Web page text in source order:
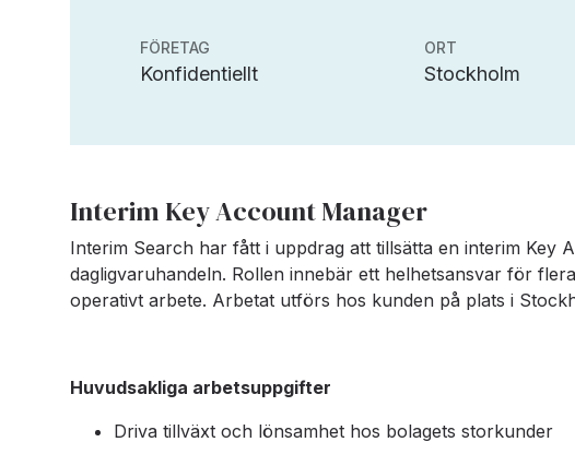
FÖRETAG
Konfidentiellt
ORT
Stockholm
Interim Key Account Manager
Interim Search har fått i uppdrag att tillsätta en interim Key
dagligvaruhandeln. Rollen innebär ett helhetsansvar för
operativt arbete. Arbetat utförs hos kunden på plats i
Huvudsakliga arbetsuppgifter
Driva tillväxt och lönsamhet hos bolagets storkunder